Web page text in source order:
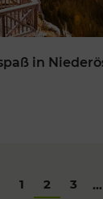
in
1 2 3 ...